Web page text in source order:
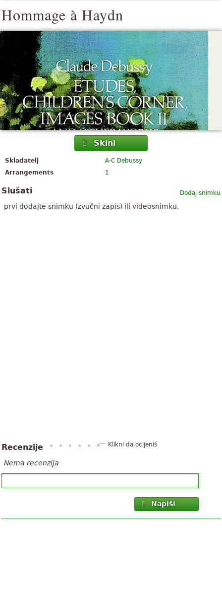
Hommage à Haydn
Skini
Skladatelj
A-C Debussy
Arrangements
1
Dodaj snimku
Slušati
prvi dodajte snimku (zvučni zapis) ili videosnimku.
Recenzije Klikni da ocijeniš
Nema recenzija
Napiši